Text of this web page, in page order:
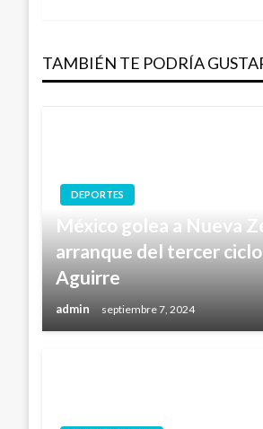
entradas
TAMBIÉN TE PODRÍA
DEPORTES
México golea a Nueva
arranque del tercer
Aguirre
admin septiembre 7, 2024